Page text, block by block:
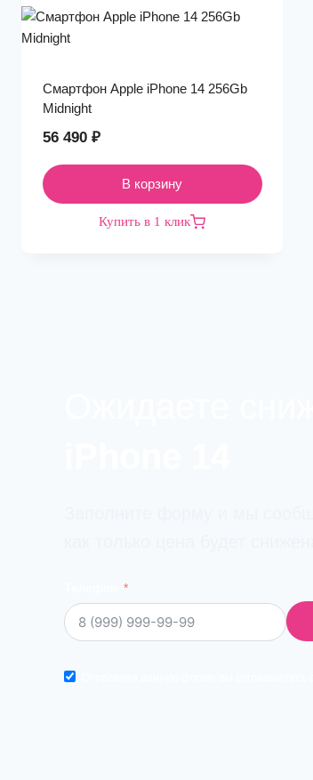
Смартфон Apple iPhone 14 256Gb
Midnight
56 490 ₽
В корзину
Купить в 1 клик